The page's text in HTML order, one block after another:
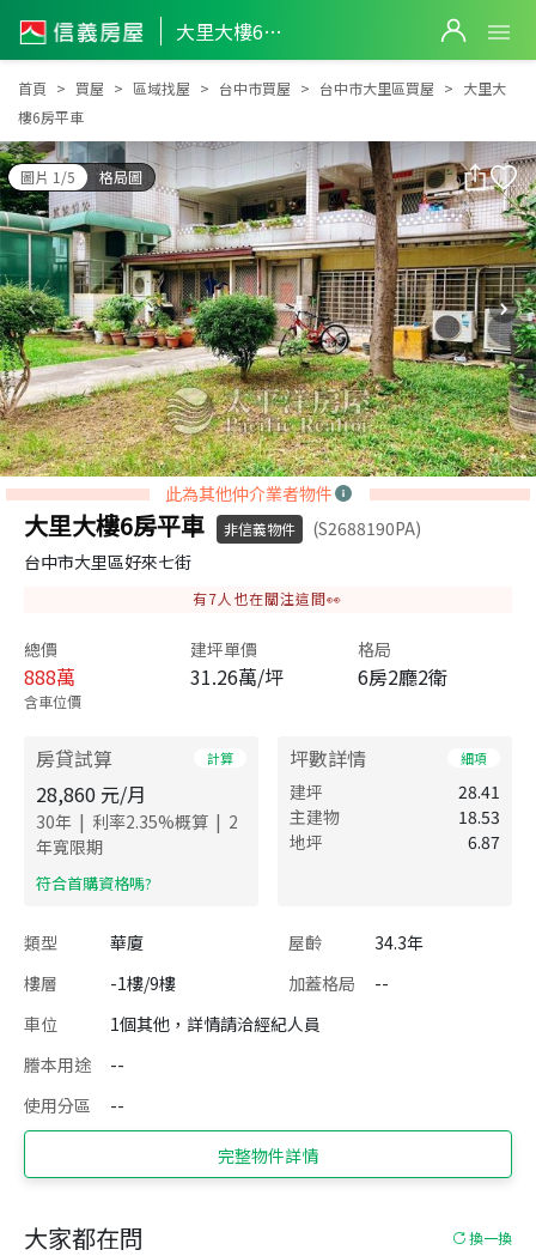
大里大樓6房平車
大里大樓6房平車
首頁 買屋 區域找屋 台中市買屋 台中市大里區買屋
大里大
樓6房平車
圖片 1/5 格局圖
此為其他仲介業者物件
大里大樓6房平車 非信義物件
(S2688190PA)
台中市大里區好來七街
有7人也在關注這間👀
總價
888萬
含車位價
建坪單價
31.26萬/坪
格局
6房2廳2衛
房貸試算 計算
28,860 元/月
30年 | 利率2.35%概算 | 2
年寬限期
​符合首購資格嗎?
坪數詳情 細項
建坪
28.41
主建物
18.53
地坪
6.87
類型 華廈 屋齡
34.3年
樓層
-1樓/9樓 加蓋格局
--
車位
1個其他，詳情請洽經紀人員
謄本用途
--
使用分區
--
完整物件詳情
大家都在問 換一換